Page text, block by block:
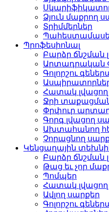
Ձյուն մաքրող
Տրիմմերներ
Պրոֆեսիոնալ
Բարձր ճնշման
Արտադրական
Գոլորշու
Հատակ լվացող
Ջրի
Փրփուր
Գորգ լվացող
Ախտահանող
Չորացնող
Կենցաղային
Բարձր ճնշման
Թաց եւ չոր
Պոմպեր
Հատակ լվացող
Ավլող սարքեր
Գոլորշու